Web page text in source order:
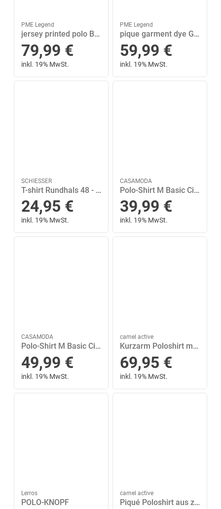
PME Legend
jersey printed polo Blau XL
79,99 €
inkl. 19% MwSt.
PME Legend
pique garment dye Grün XL
59,99 €
inkl. 19% MwSt.
SCHIESSER
T-shirt Rundhals 48 - Dunkelblau
24,95 €
inkl. 19% MwSt.
CASAMODA
Polo-Shirt M Basic Circular Knit - Grün
39,99 €
inkl. 19% MwSt.
CASAMODA
Polo-Shirt M Basic Circular Knit - Blau
49,99 €
inkl. 19% MwSt.
camel active
Kurzarm Poloshirt mit Cooling Effekt Blau L
69,95 €
inkl. 19% MwSt.
Lerros
POLO-KNOPF
camel active
Piqué Poloshirt aus zertifiziertem Organic Cotton XXL Regular Fit - Faded Red